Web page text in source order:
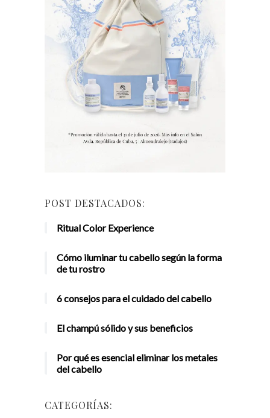
POST DESTACADOS:
Ritual Color Experience
Cómo iluminar tu cabello según la forma
de tu rostro
6 consejos para el cuidado del cabello
El champú sólido y sus beneficios
Por qué es esencial eliminar los metales
del cabello
CATEGORÍAS: